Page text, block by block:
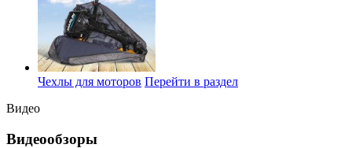
Чехлы для моторов Перейти в раздел
Видео
Видеообзоры